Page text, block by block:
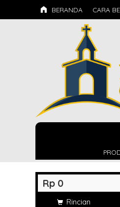
BERANDA CARA
PRODUSEN FURNITURE
Rp 0
Rincian